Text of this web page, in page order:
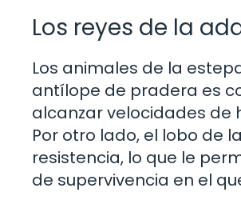
Los reyes de la
Los animales de la
antílope de pradera es
alcanzar velocidades de
Por otro lado, el lobo de
resistencia, lo que le
de supervivencia en el